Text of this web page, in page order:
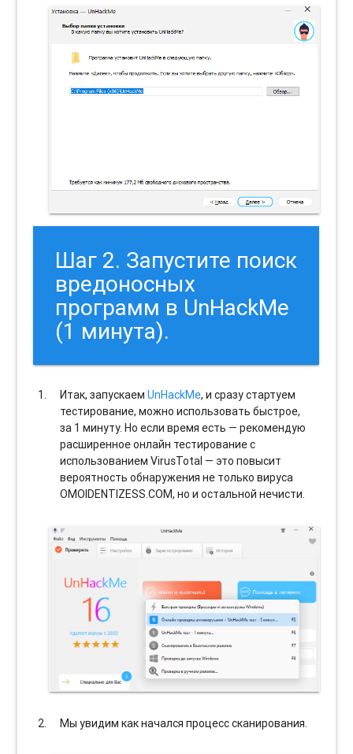
Шаг 2. Запустите поиск
вредоносных
программ в UnHackMe
(1 минута).
Итак, запускаемUnHackMe, и сразу стартуем
тестирование, можно использовать быстрое,
за 1 минуту. Но если время есть — рекомендую
расширенное онлайн тестирование с
использованием VirusTotal — это повысит
вероятность обнаружения не только вируса
OMOIDENTIZESS.COM, но и остальной нечисти.
Мы увидим как начался процесс сканирования.